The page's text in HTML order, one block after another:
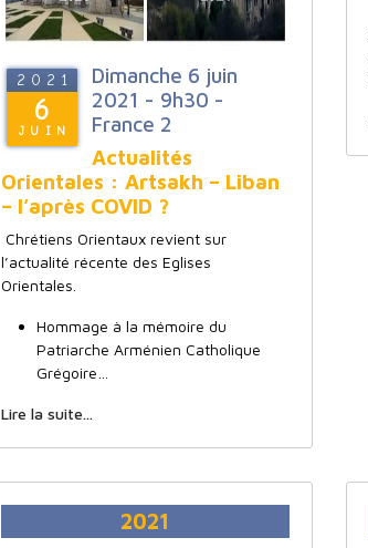
2021
6
JUIN
Dimanche 6 juin
2021 - 9h30 -
France 2
Actualités
Orientales : Artsakh – Liban
– l’après COVID ?
Chrétiens Orientaux revient sur
l’actualité récente des Eglises
Orientales.
Hommage à la mémoire du
Patriarche Arménien Catholique
Grégoire…
Lire la suite...
2021